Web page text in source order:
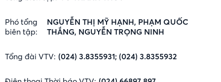
Phó tổng
biên tập:
NGUYỄN THỊ MỸ HẠNH, PHẠM QUỐC
THẮNG, NGUYỄN TRỌNG NINH
Tổng đài VTV: (024) 3.8355931; (024) 3.8355932